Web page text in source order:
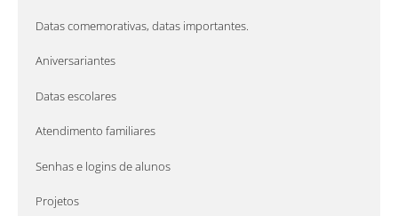
Datas comemorativas, datas importantes.
Aniversariantes
Datas escolares
Atendimento familiares
Senhas e logins de alunos
Projetos